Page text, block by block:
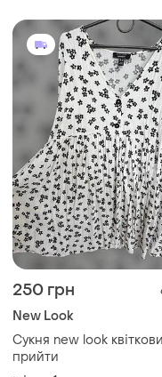
250 грн
New Look
Сукня new look
прийти